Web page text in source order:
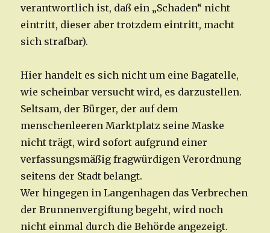
verantwortlich ist, daß ein „Schaden“ nicht
eintritt, dieser aber trotzdem eintritt, macht
sich strafbar).
Hier handelt es sich nicht um eine Bagatelle,
wie scheinbar versucht wird, es darzustellen.
Seltsam, der Bürger, der auf dem
menschenleeren Marktplatz seine Maske
nicht trägt, wird sofort aufgrund einer
verfassungsmäßig fragwürdigen Verordnung
seitens der Stadt belangt.
Wer hingegen in Langenhagen das Verbrechen
der Brunnenvergiftung begeht, wird noch
nicht einmal durch die Behörde angezeigt.